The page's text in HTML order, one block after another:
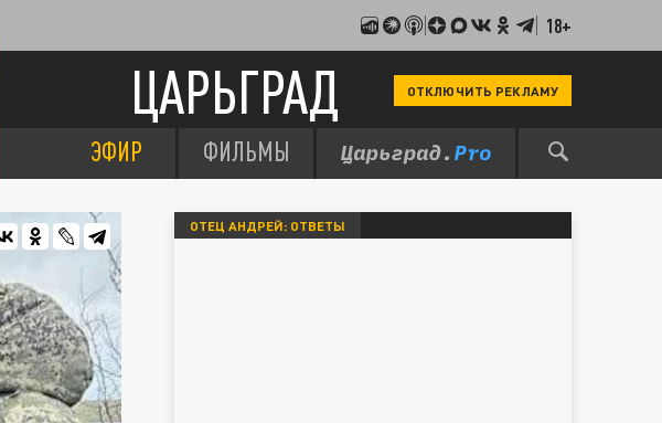
18+
ЦАРЬГРАД ОТКЛЮЧИТЬ РЕКЛАМУ
ЭФИР ФИЛЬМЫ
ОТЕЦ АНДРЕЙ: ОТВЕТЫ